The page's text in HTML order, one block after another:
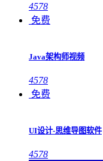
4578
免费
Java架构师视频
4578
免费
UI设计-思维导图软件
4578